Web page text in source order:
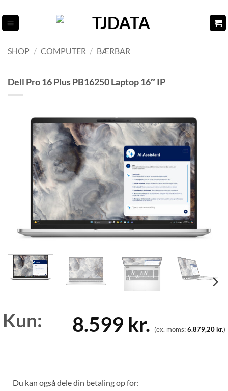
til
indhold
SHOP / COMPUTER / BÆRBAR
Dell Pro 16 Plus PB16250 Laptop 16″ IP
Kun: 8.599 kr. (ex. moms:6.879,20kr.)
Du kan også dele din betaling op for: